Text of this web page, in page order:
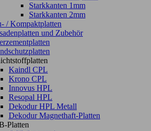
Starkkanten 1mm
Starkkanten 2mm
/ Kompaktplatten
und Zubehör
Kaindl CPL
Krono CPL
Innovus HPL
Resopal HPL
Dekodur HPL Metall
Dekodur Magnethaft-Platten
Platten